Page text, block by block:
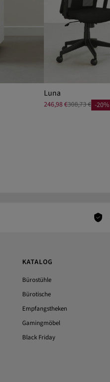
Luna
246,98 €308,73 € -20%
KATALOG
Bürostühle
Bürotische
Empfangstheken
Gamingmöbel
Black Friday